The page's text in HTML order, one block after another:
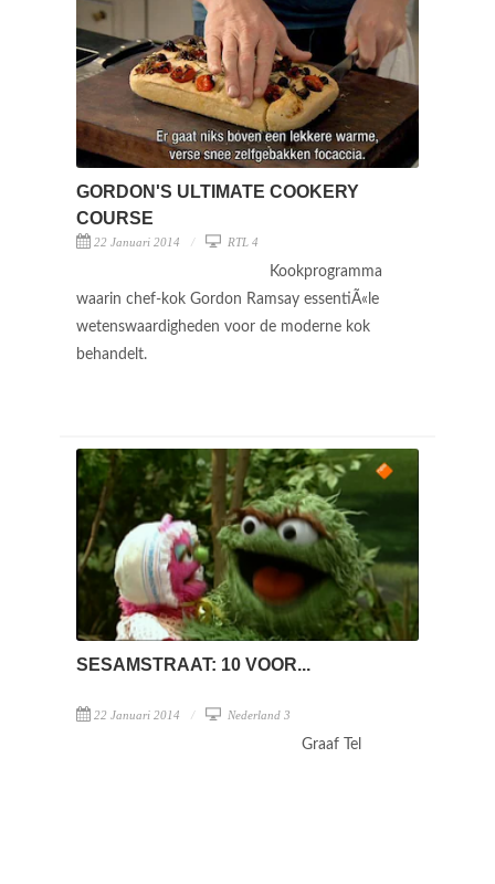
GORDON'S ULTIMATE COOKERY
COURSE
22 Januari 2014 RTL 4
Kookprogramma
waarin chef-kok Gordon Ramsay essentiÃ«le
wetenswaardigheden voor de moderne kok
behandelt.
SESAMSTRAAT: 10 VOOR...
22 Januari 2014 Nederland 3
Graaf Tel